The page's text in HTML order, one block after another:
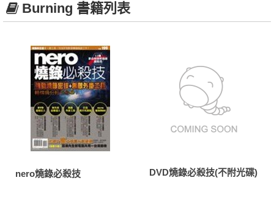
Burning 書籍列表
nero燒錄必殺技 DVD燒錄必殺技(不附光碟)